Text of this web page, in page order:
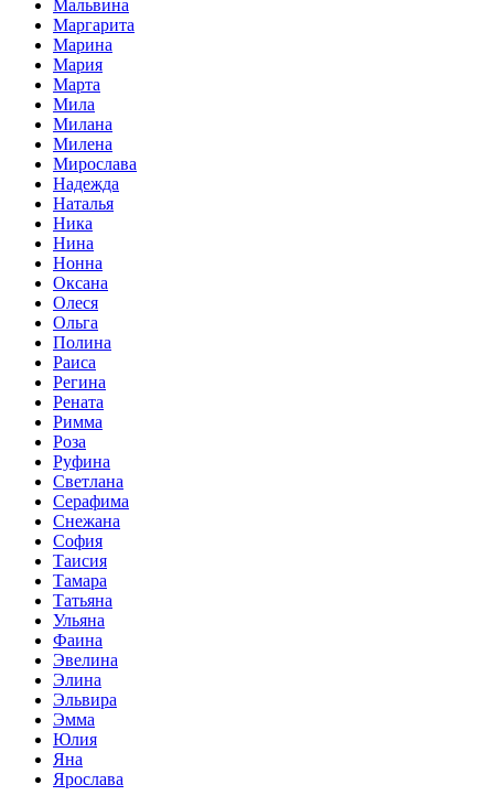
Мальвина
Маргарита
Марина
Мария
Марта
Мила
Милана
Милена
Мирослава
Надежда
Наталья
Ника
Нина
Нонна
Оксана
Олеся
Ольга
Полина
Раиса
Регина
Рената
Римма
Роза
Руфина
Светлана
Серафима
Снежана
София
Таисия
Тамара
Татьяна
Ульяна
Фаина
Эвелина
Элина
Эльвира
Эмма
Юлия
Яна
Ярослава